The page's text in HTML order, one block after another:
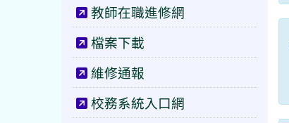
教師在職進修網
檔案下載
維修通報
校務系統入口網